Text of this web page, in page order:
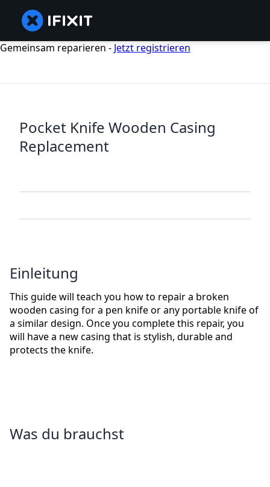
Gemeinsam reparieren - Jetzt registrieren
Pocket Knife Wooden Casing
Replacement
Einleitung
This guide will teach you how to repair a broken
wooden casing for a pen knife or any portable knife of
a similar design. Once you complete this repair, you
will have a new casing that is stylish, durable and
protects the knife.
Was du brauchst